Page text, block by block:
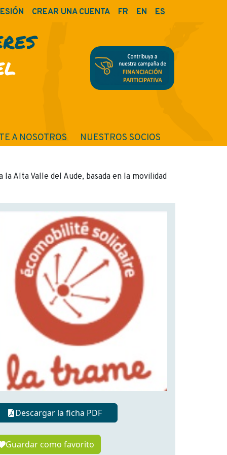
CREAR UNA CUENTA FR EN ES
A NOSOTROS NUESTROS SOCIOS
Alta Valle del Aude, basada en la movilidad
Descargar la ficha PDF
Guardar como favorito